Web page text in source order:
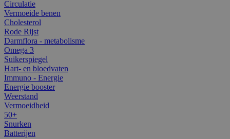
Circulatie
Vermoeide benen
Cholesterol
Rode Rijst
Darmflora - metabolisme
Omega 3
Suikerspiegel
Hart- en bloedvaten
Immuno - Energie
Energie booster
Weerstand
Vermoeidheid
50+
Snurken
Batterijen